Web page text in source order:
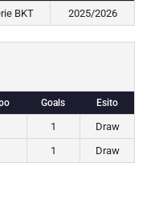
BKT 2025/2026
Goals Esito
1
Draw
1 Draw